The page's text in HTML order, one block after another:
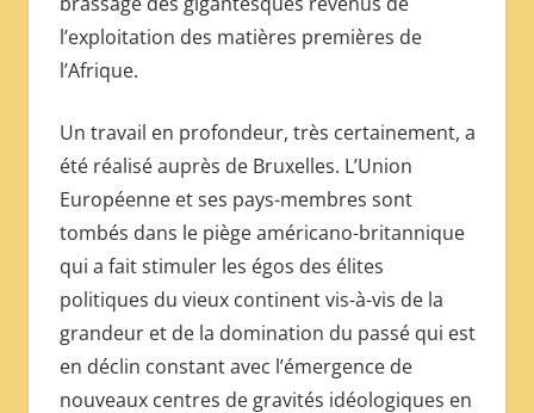
l’exploitation des matières premières de
l’Afrique.
Un travail en profondeur, très certainement, a
été réalisé auprès de Bruxelles. L’Union
Européenne et ses pays-membres sont
tombés dans le piège américano-britannique
qui a fait stimuler les égos des élites
politiques du vieux continent vis-à-vis de la
grandeur et de la domination du passé qui est
en déclin constant avec l’émergence de
nouveaux centres de gravités idéologiques en